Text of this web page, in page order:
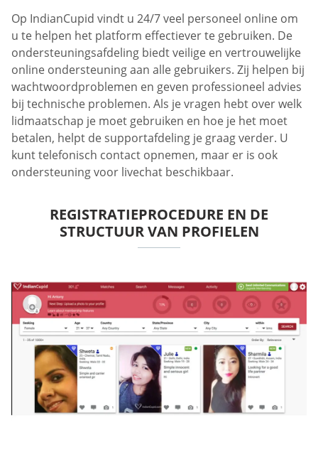
Op IndianCupid vindt u 24/7 veel personeel online om
u te helpen het platform effectiever te gebruiken. De
ondersteuningsafdeling biedt veilige en vertrouwelijke
online ondersteuning aan alle gebruikers. Zij helpen bij
wachtwoordproblemen en geven professioneel advies
bij technische problemen. Als je vragen hebt over welk
lidmaatschap je moet gebruiken en hoe je het moet
betalen, helpt de supportafdeling je graag verder. U
kunt telefonisch contact opnemen, maar er is ook
ondersteuning voor livechat beschikbaar.
REGISTRATIEPROCEDURE EN DE
STRUCTUUR VAN PROFIELEN